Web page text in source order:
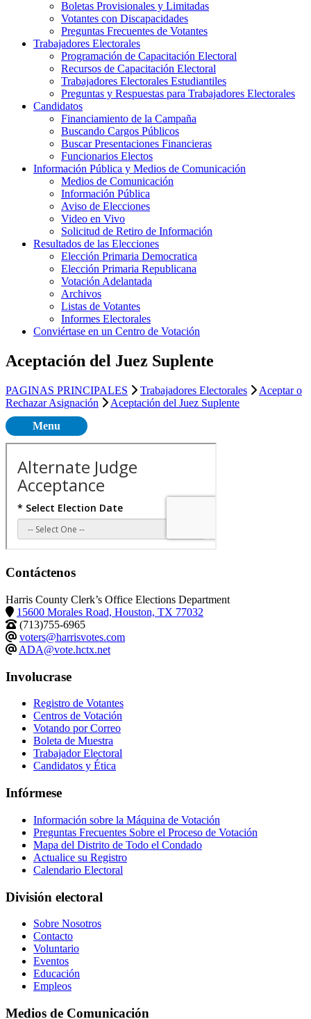
Boletas Provisionales y Limitadas
Votantes con Discapacidades
Preguntas Frecuentes de Votantes
Trabajadores Electorales
Programación de Capacitación Electoral
Recursos de Capacitación Electoral
Trabajadores Electorales Estudiantiles
Preguntas y Respuestas para Trabajadores Electorales
Candidatos
Financiamiento de la Campaña
Buscando Cargos Públicos
Buscar Presentaciones Financieras
Funcionarios Electos
Información Pública y Medios de Comunicación
Medios de Comunicación
Información Pública
Aviso de Elecciones
Video en Vivo
Solicitud de Retiro de Información
Resultados de las Elecciones
Elección Primaria Democratica
Elección Primaria Republicana
Votación Adelantada
Archivos
Listas de Votantes
Informes Electorales
Conviértase en un Centro de Votación
Aceptación del Juez Suplente
PAGINAS PRINCIPALES Trabajadores Electorales
Aceptar o
Rechazar Asignación
Aceptación del Juez Suplente
Menu
Contáctenos
Harris County Clerk’s Office Elections Department
15600 Morales Road, Houston, TX 77032
(713)755-6965
voters@harrisvotes.com
ADA@vote.hctx.net
Involucrase
Registro de Votantes
Centros de Votación
Votando por Correo
Boleta de Muestra
Trabajador Electoral
Candidatos y Ética
Infórmese
Información sobre la Máquina de Votación
Preguntas Frecuentes Sobre el Proceso de Votación
Mapa del Distrito de Todo el Condado
Actualice su Registro
Calendario Electoral
División electoral
Sobre Nosotros
Contacto
Voluntario
Eventos
Educación
Empleos
Medios de Comunicación